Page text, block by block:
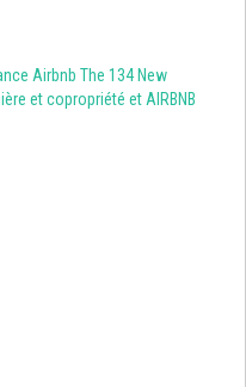
Airbnb The 134 New
et copropriété et AIRBNB